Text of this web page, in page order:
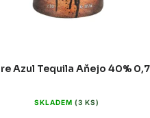
Azul Tequila Aňejo 40%
SKLADEM(3 KS)